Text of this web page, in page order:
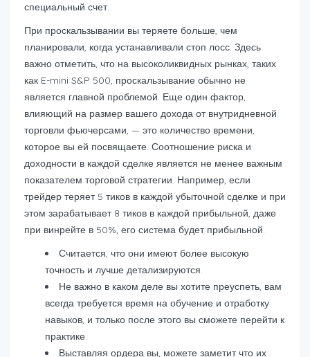
специальный счет.
При проскальзывании вы теряете больше, чем
планировали, когда устанавливали стоп лосс. Здесь
важно отметить, что на высоколиквидных рынках, таких
как E-mini S&P 500, проскальзывание обычно не
является главной проблемой. Еще один фактор,
влияющий на размер вашего дохода от внутридневной
торговли фьючерсами, — это количество времени,
которое вы ей посвящаете. Соотношение риска и
доходности в каждой сделке является не менее важным
показателем торговой стратегии. Например, если
трейдер теряет 5 тиков в каждой убыточной сделке и при
этом зарабатывает 8 тиков в каждой прибыльной, даже
при винрейте в 50%, его система будет прибыльной.
Считается, что они имеют более высокую
точность и лучше детализируются.
Не важно в каком деле вы хотите преуспеть, вам
всегда требуется время на обучение и отработку
навыков, и только после этого вы сможете перейти к
практике.
Выставляя ордера вы, можете заметит что их